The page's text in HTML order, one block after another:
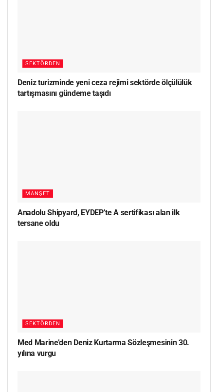
SEKTÖRDEN
Deniz turizminde yeni ceza rejimi sektörde ölçülülük
tartışmasını gündeme taşıdı
MANŞET
Anadolu Shipyard, EYDEP’te A sertifikası alan ilk
tersane oldu
SEKTÖRDEN
Med Marine’den Deniz Kurtarma Sözleşmesinin 30.
yılına vurgu